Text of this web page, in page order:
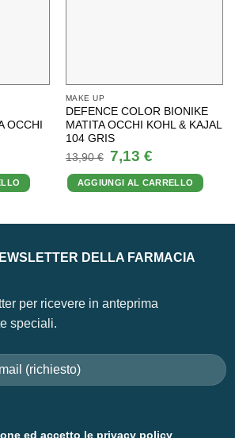
OCCHI
€.
MAKE UP
DEFENCE COLOR BIONIKE
MATITA OCCHI KOHL & KAJAL
104 GRIS
13,90€ Il
prezzo
originale
era:
13,90 €.
7,13 €Il
prezzo
attuale
è:
7,13 €.
AGGIUNGI AL CARRELLO
DELLA FARMACIA
per ricevere in anteprima
speciali.
ed accetto le privacy policy